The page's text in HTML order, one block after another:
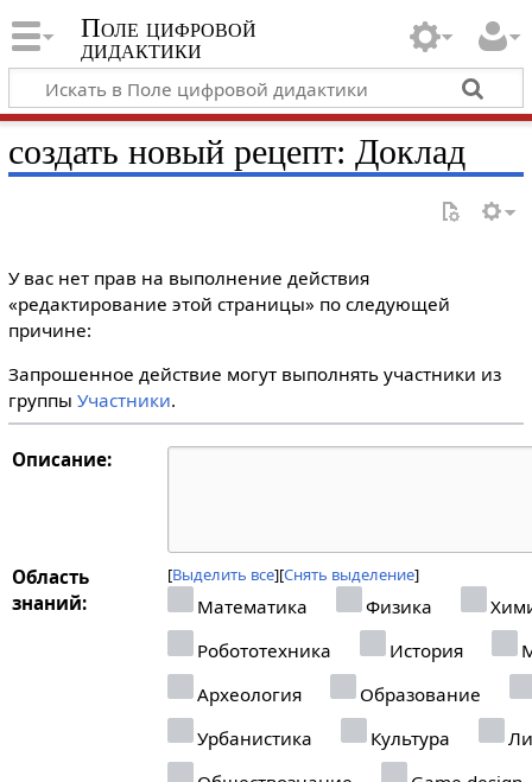
Поле цифровой
дидактики
создать новый рецепт: Доклад
У вас нет прав на выполнение действия
«редактирование этой страницы» по следующей
причине:
Запрошенное действие могут выполнять участники из
группы Участники.
Описание:
Область
знаний:
Выделить все Снять выделение
Математика Физика
Робототехника
История
Археология
Образование
Урбанистика
Культура